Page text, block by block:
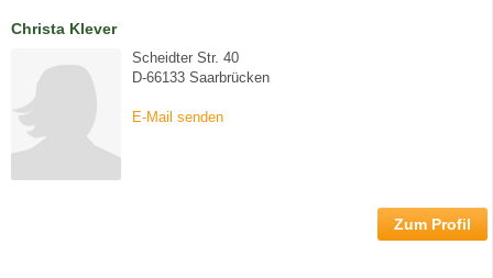
Christa Klever
Scheidter Str. 40
D-66133 Saarbrücken
E-Mail senden
Zum Profil